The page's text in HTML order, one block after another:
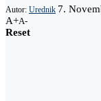
Autor: Urednik 7.
A+A-
Reset